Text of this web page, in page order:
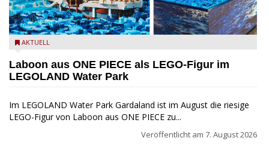
Laboon aus ONE PIECE als LEGO-Figur im LEGOLAND Water
AKTUELL
Laboon aus ONE PIECE als LEGO-Figur im
LEGOLAND Water Park
Im LEGOLAND Water Park Gardaland ist im August die riesige
LEGO-Figur von Laboon aus ONE PIECE zu...
Veröffentlicht am 7. August 2026